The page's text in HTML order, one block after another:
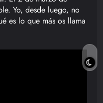
Yo, desde luego, no
es lo que más os llama